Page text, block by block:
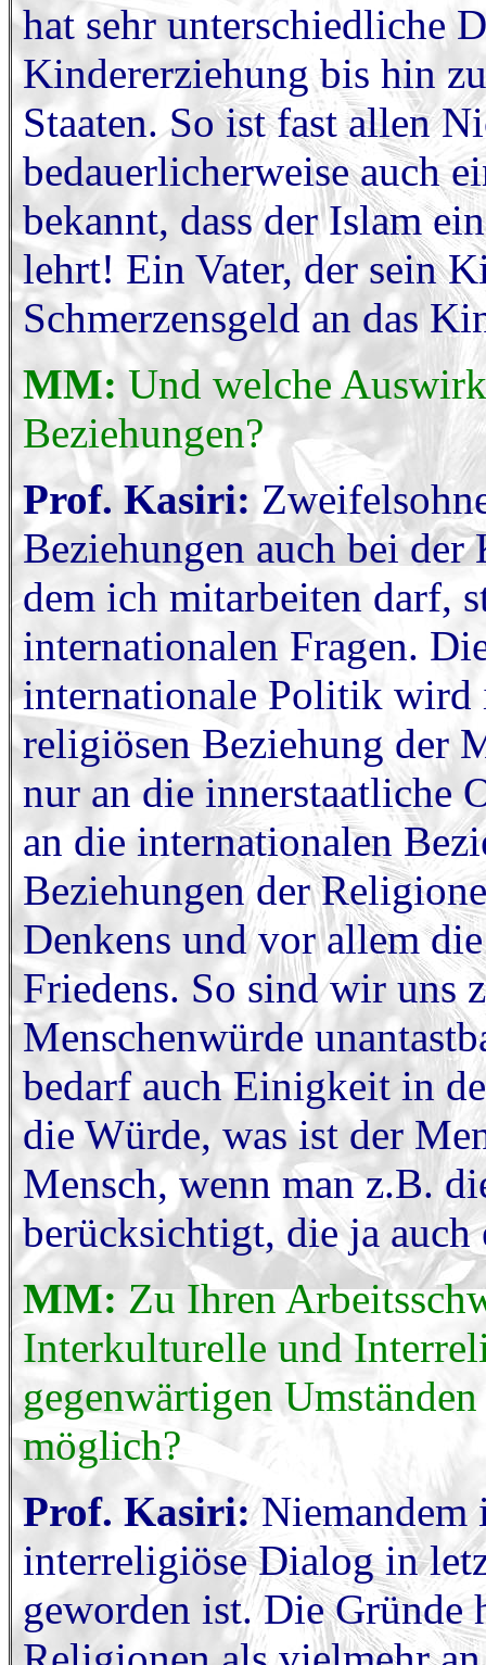
hat sehr unterschiedliche
Kindererziehung bis hin
Staaten. So ist fast allen
bedauerlicherweise auch
bekannt, dass der Islam
lehrt! Ein Vater, der sein
Schmerzensgeld an das
MM:Und welche
Beziehungen?
Prof. Kasiri:
Beziehungen auch bei
dem ich mitarbeiten darf,
internationalen Fragen.
internationale Politik wird
religiösen Beziehung der
nur an die innerstaatliche
an die internationalen
Beziehungen der
Denkens und vor allem
Friedens. So sind wir uns
Menschenwürde
bedarf auch Einigkeit in
die Würde, was ist der
Mensch, wenn man z.B.
berücksichtigt, die ja
MM: Zu Ihren
Interkulturelle und
gegenwärtigen
möglich?
Prof. Kasiri:Niemandem
interreligiöse Dialog in
geworden ist. Die Gründe